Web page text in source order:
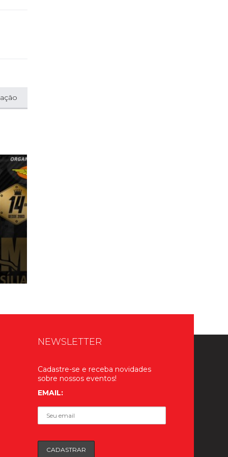
NEWSLETTER
Cadastre-se e receba novidades
sobre nossos eventos!
EMAIL: